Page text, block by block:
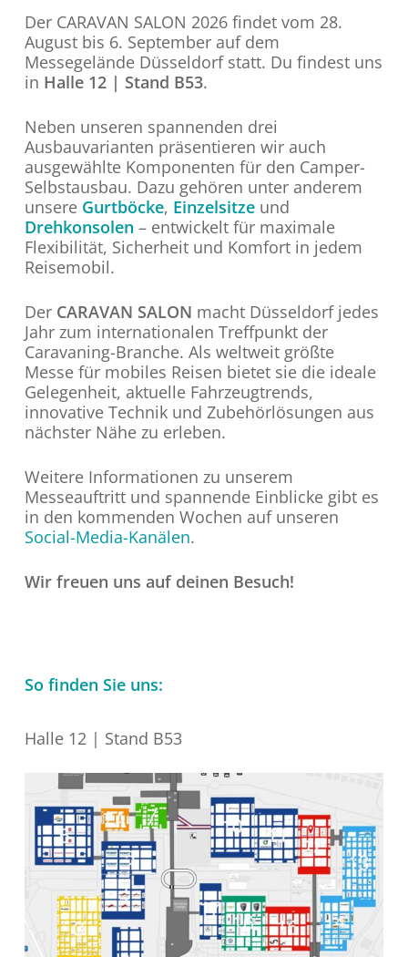
Es befinden sich keine Produkte im
Warenkorb.
Zur Startseite
Der CARAVAN SALON 2026 findet vom 28.
August bis 6. September auf dem
Messegelände Düsseldorf statt. Du findest uns
in Halle 12 | Stand B53.
Neben unseren spannenden drei
Ausbauvarianten präsentieren wir auch
ausgewählte Komponenten für den Camper-
Selbstausbau. Dazu gehören unter anderem
unsere Gurtböcke, Einzelsitze und
Drehkonsolen – entwickelt für maximale
Flexibilität, Sicherheit und Komfort in jedem
Reisemobil.
Der CARAVAN SALON macht Düsseldorf jedes
Jahr zum internationalen Treffpunkt der
Caravaning-Branche. Als weltweit größte
Messe für mobiles Reisen bietet sie die ideale
Gelegenheit, aktuelle Fahrzeugtrends,
innovative Technik und Zubehörlösungen aus
nächster Nähe zu erleben.
Weitere Informationen zu unserem
Messeauftritt und spannende Einblicke gibt es
in den kommenden Wochen auf unseren
Social-Media-Kanälen.
Wir freuen uns auf deinen Besuch!
So finden Sie uns:
Halle 12 | Stand B53